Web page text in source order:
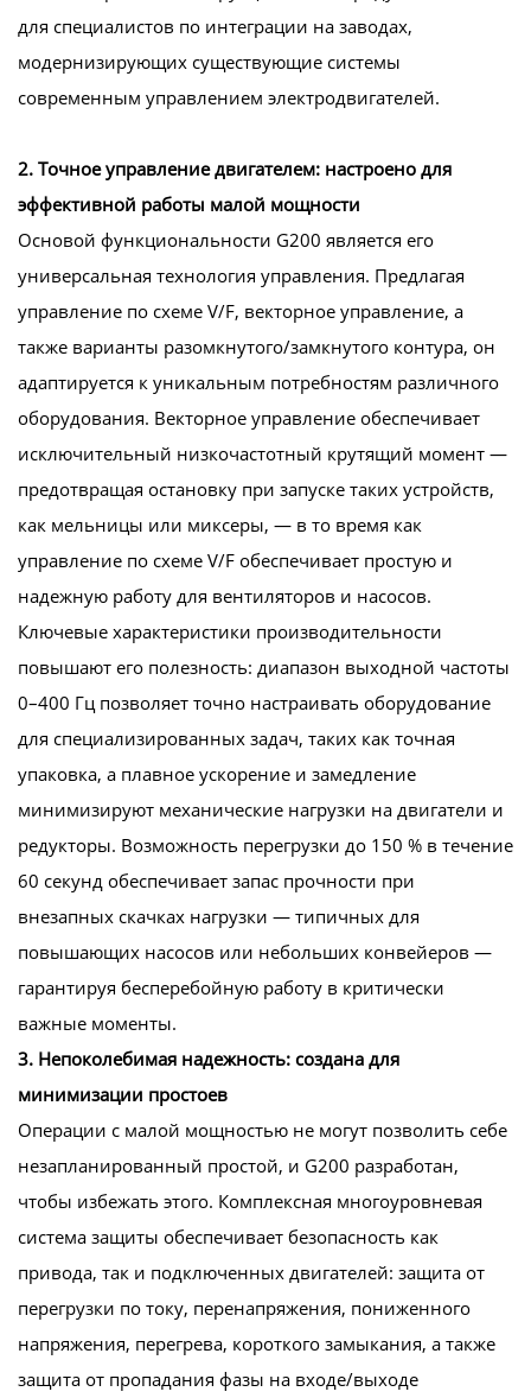
для специалистов по интеграции на заводах,
модернизирующих существующие системы
современным управлением электродвигателей.
2. Точное управление двигателем: настроено для
эффективной работы малой мощности
Основой функциональности G200 является его
универсальная технология управления. Предлагая
управление по схеме V/F, векторное управление, а
также варианты разомкнутого/замкнутого контура, он
адаптируется к уникальным потребностям различного
оборудования. Векторное управление обеспечивает
исключительный низкочастотный крутящий момент —
предотвращая остановку при запуске таких устройств,
как мельницы или миксеры, — в то время как
управление по схеме V/F обеспечивает простую и
надежную работу для вентиляторов и насосов.
Ключевые характеристики производительности
повышают его полезность: диапазон выходной частоты
0–400 Гц позволяет точно настраивать оборудование
для специализированных задач, таких как точная
упаковка, а плавное ускорение и замедление
минимизируют механические нагрузки на двигатели и
редукторы. Возможность перегрузки до 150 % в течение
60 секунд обеспечивает запас прочности при
внезапных скачках нагрузки — типичных для
повышающих насосов или небольших конвейеров —
гарантируя бесперебойную работу в критически
важные моменты.
3. Непоколебимая надежность: создана для
минимизации простоев
Операции с малой мощностью не могут позволить себе
незапланированный простой, и G200 разработан,
чтобы избежать этого. Комплексная многоуровневая
система защиты обеспечивает безопасность как
привода, так и подключенных двигателей: защита от
перегрузки по току, перенапряжения, пониженного
напряжения, перегрева, короткого замыкания, а также
защита от пропадания фазы на входе/выходе